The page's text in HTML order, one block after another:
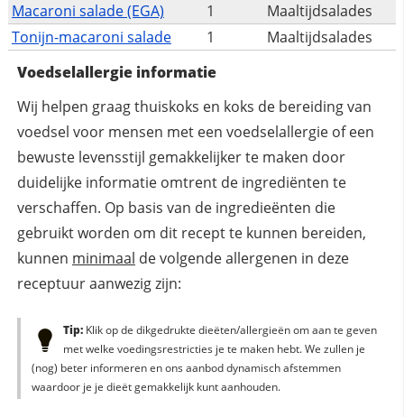
Macaroni salade (EGA)
1
Maaltijdsalades
Tonijn-macaroni salade
1
Maaltijdsalades
Voedselallergie informatie
Wij helpen graag thuiskoks en koks de bereiding van
voedsel voor mensen met een voedselallergie of een
bewuste levensstijl gemakkelijker te maken door
duidelijke informatie omtrent de ingrediënten te
verschaffen. Op basis van de ingredieënten die
gebruikt worden om dit recept te kunnen bereiden,
kunnen minimaal de volgende allergenen in deze
receptuur aanwezig zijn:
Tip:Klik op de dikgedrukte dieëten/allergieën om aan te geven
met welke voedingsrestricties je te maken hebt. We zullen je
(nog) beter informeren en ons aanbod dynamisch afstemmen
waardoor je je dieët gemakkelijk kunt aanhouden.